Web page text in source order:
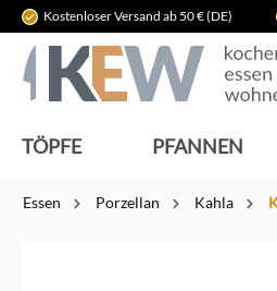
Zur Hauptnavigation
Kostenloser Versand ab 50 € (DE)
TÖPFE PFANNEN
Essen Porzellan Kahla